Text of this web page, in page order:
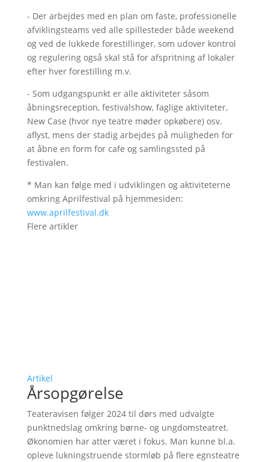
- Der arbejdes med en plan om faste, professionelle
afviklingsteams ved alle spillesteder både weekend
og ved de lukkede forestillinger, som udover kontrol
og regulering også skal stå for afspritning af lokaler
efter hver forestilling m.v.
- Som udgangspunkt er alle aktiviteter såsom
åbningsreception, festivalshow, faglige aktiviteter,
New Case (hvor nye teatre møder opkøbere) osv.
aflyst, mens der stadig arbejdes på muligheden for
at åbne en form for cafe og samlingssted på
festivalen.
* Man kan følge med i udviklingen og aktiviteterne
omkring Aprilfestival på hjemmesiden:
www.aprilfestival.dk
Flere artikler
Artikel
Årsopgørelse
Teateravisen følger 2024 til dørs med udvalgte
punktnedslag omkring børne- og ungdomsteatret.
Økonomien har atter været i fokus. Man kunne bl.a.
opleve lukningstruende stormløb på flere egnsteatre